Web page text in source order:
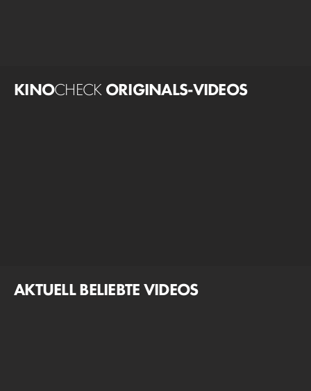
KINOCHECKORIGINALS-VIDEOS
AKTUELL BELIEBTE VIDEOS